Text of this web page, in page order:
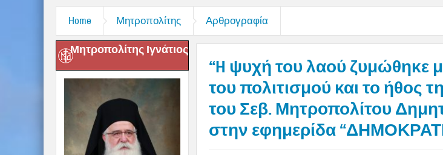
Home Μητροπολίτης Αρθρογραφία
Μητροπολίτης Ιγνάτιος
“H ψυχή του λαού ζυμώθηκε
του πολιτισμού και το ήθος
του Σεβ. Μητροπολίτου
στην εφημερίδα